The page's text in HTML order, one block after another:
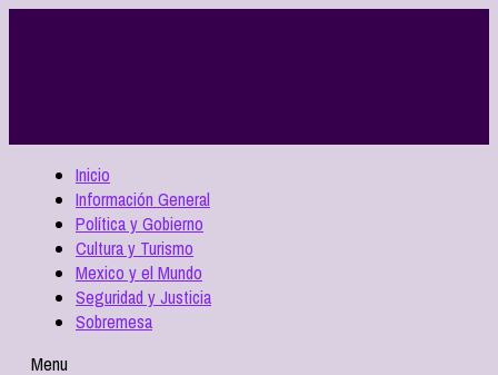
Inicio
Información General
Política y Gobierno
Cultura y Turismo
Mexico y el Mundo
Seguridad y Justicia
Sobremesa
Menu